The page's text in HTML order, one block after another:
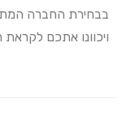
בבחירת החברה
ויכוונו אתכם